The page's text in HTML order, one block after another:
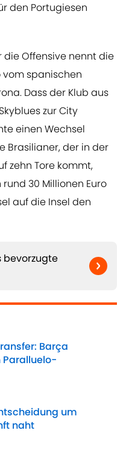
den Portugiesen
Offensive nennt die
vom spanischen
Dass der Klub aus
zur City
einen Wechsel
Brasilianer, der in der
zehn Tore kommt,
30 Millionen Euro
auf die Insel den
bevorzugte
Barça
um
naht
Date